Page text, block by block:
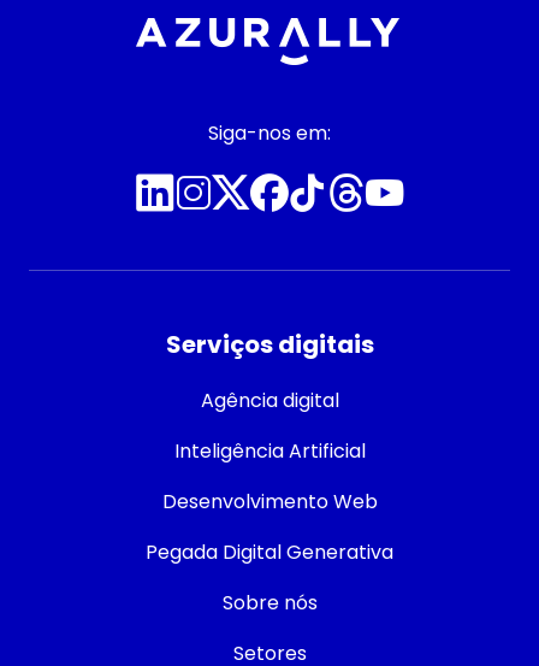
Siga-nos em:
Serviços digitais
Agência digital
Inteligência Artificial
Desenvolvimento Web
Pegada Digital Generativa
Sobre nós
Setores